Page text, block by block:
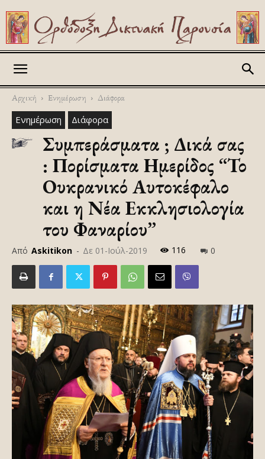
Αρχική Ενημέρωση Διάφορα
Ενημέρωση Διάφορα
Συμπεράσματα ; Δικά σας
: Πορίσματα Ημερίδος “Το
Ουκρανικό Αυτοκέφαλο
και η Νέα Εκκλησιολογία
του Φαναρίου”
Από Askitikon - Δε 01-Ιούλ-2019 116 0